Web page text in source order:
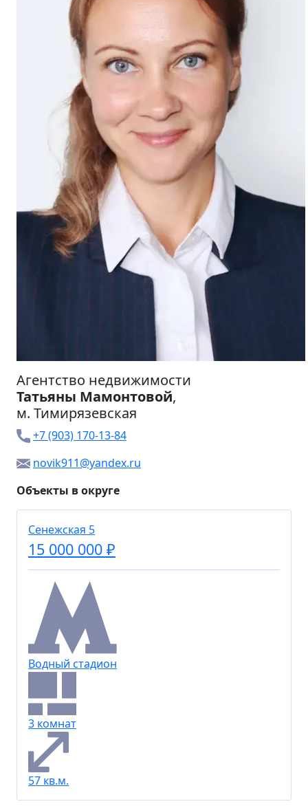
Агентство недвижимости
Татьяны Мамонтовой,
м. Тимирязевская
+7 (903) 170-13-84
novik911@yandex.ru
Объекты в округе
Сенежская 5
15 000 000 ₽